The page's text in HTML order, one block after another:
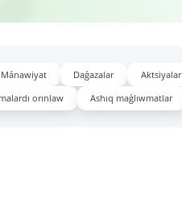
Mánawiyat Daǵazalar Aktsiyalar
orınlaw Ashıq maǵlıwmatlar